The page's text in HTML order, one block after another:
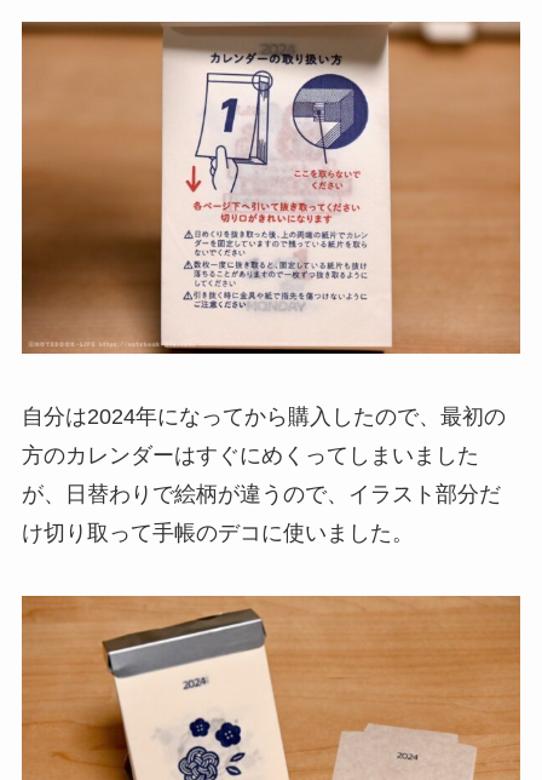
自分は2024年になってから購入したので、最初の
方のカレンダーはすぐにめくってしまいました
が、日替わりで絵柄が違うので、イラスト部分だ
け切り取って手帳のデコに使いました。